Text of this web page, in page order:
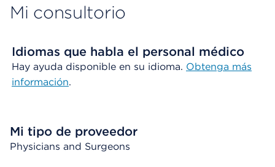
Mi consultorio
Idiomas que habla el personal médico
Hay ayuda disponible en su idioma. Obtenga más
información.
Mi tipo de proveedor
Physicians and Surgeons